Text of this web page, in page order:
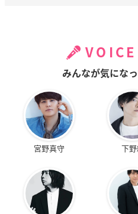
みんなが気にな
宮野真守 下